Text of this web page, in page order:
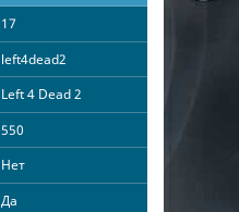
17
left4dead2
Left 4 Dead 2
550
Нет
Да